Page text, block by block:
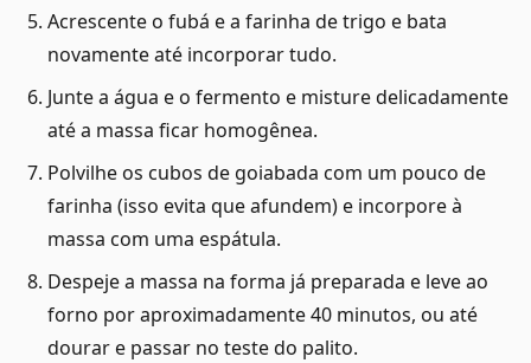
Acrescente o fubá e a farinha de trigo e bata
novamente até incorporar tudo.
Junte a água e o fermento e misture delicadamente
até a massa ficar homogênea.
Polvilhe os cubos de goiabada com um pouco de
farinha (isso evita que afundem) e incorpore à
massa com uma espátula.
Despeje a massa na forma já preparada e leve ao
forno por aproximadamente 40 minutos, ou até
dourar e passar no teste do palito.